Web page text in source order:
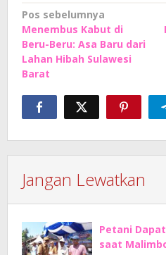
Navigasi
pos
Pos sebelumnya
Menembus Kabut di
Beru-Beru: Asa Baru dari
Lahan Hibah Sulawesi
Barat
Jangan Lewatkan
Petani
saat